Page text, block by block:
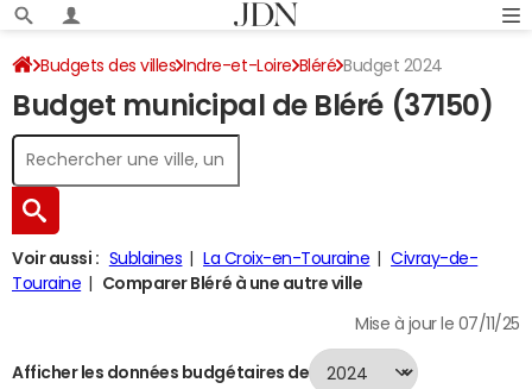
Budgets des villes Indre-et-Loire Bléré Budget 2024
Budget municipal de Bléré (37150)
Voir aussi : Sublaines La Croix-en-Touraine
Civray-de-
Touraine
Comparer Bléré à une autre ville
Mise à jour le 07/11/25
Afficher les données budgétaires de